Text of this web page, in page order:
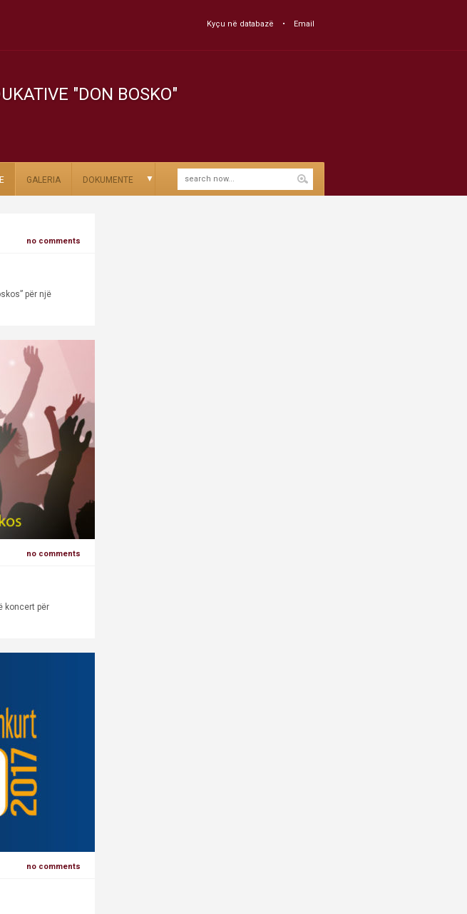
Kyçu në databazë Email
"DON BOSKO"
GALERIA DOKUMENTE ▼
no comments
për një
no comments
koncert për
no comments